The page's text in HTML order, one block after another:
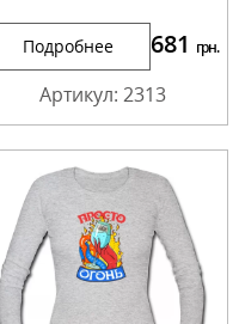
Подробнее 681 грн.
Артикул: 2313